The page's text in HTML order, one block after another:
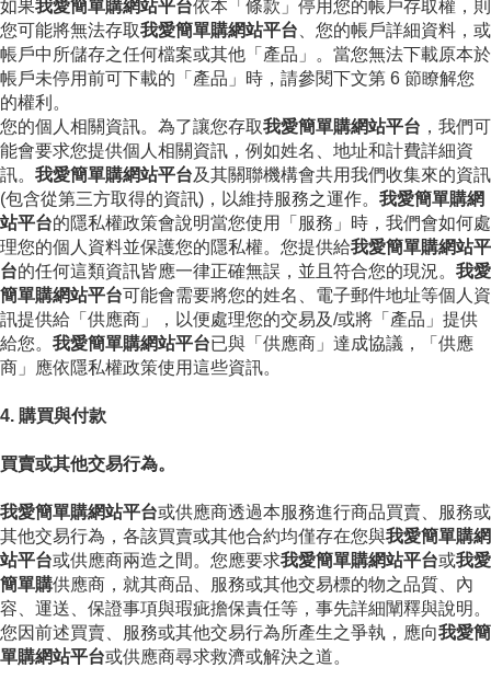
如果我愛簡單購網站平台依本「條款」停用您的帳戶存取權，則
您可能將無法存取我愛簡單購網站平台 、您的帳戶詳細資料，或
帳戶中所儲存之任何檔案或其他「產品」。當您無法下載原本於
帳戶未停用前可下載的「產品」時，請參閱下文第 6 節瞭解您
的權利。
您的個人相關資訊。為了讓您存取我愛簡單購網站平台 ，我們可
能會要求您提供個人相關資訊，例如姓名、地址和計費詳細資
訊。 我愛簡單購網站平台及其關聯機構會共用我們收集來的資訊
(包含從第三方取得的資訊)，以維持服務之運作。 我愛簡單購網
站平台的隱私權政策會說明當您使用「服務」時，我們會如何處
理您的個人資料並保護您的隱私權。您提供給我愛簡單購網站平
台的任何這類資訊皆應一律正確無誤，並且符合您的現況。 我愛
簡單購網站平台可能會需要將您的姓名、電子郵件地址等個人資
訊提供給「供應商」，以便處理您的交易及/或將「產品」提供
給您。 我愛簡單購網站平台已與「供應商」達成協議，「供應
商」應依隱私權政策使用這些資訊。
4. 購買與付款
買賣或其他交易行為。
我愛簡單購網站平台或供應商透過本服務進行商品買賣、服務或
其他交易行為，各該買賣或其他合約均僅存在您與我愛簡單購網
站平台或供應商兩造之間。您應要求我愛簡單購網站平台或我愛
簡單購供應商，就其商品、服務或其他交易標的物之品質、內
容、運送、保證事項與瑕疵擔保責任等，事先詳細闡釋與說明。
您因前述買賣、服務或其他交易行為所產生之爭執，應向我愛簡
單購網站平台或供應商尋求救濟或解決之道。